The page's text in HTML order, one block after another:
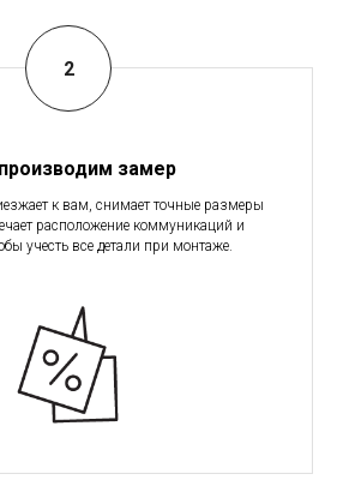
замер
к вам, снимает точные размеры
расположение коммуникаций и
учесть все детали при монтаже.